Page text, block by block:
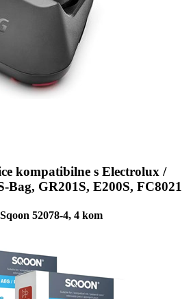
kompatibilne s Electrolux /
Bag, GR201S, E200S, FC8021
52078-4, 4 kom